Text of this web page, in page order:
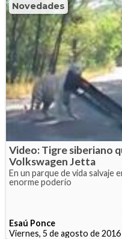
Novedades
Video: Tigre siberiano
Volkswagen Jetta
En un parque de vida salvaje
enorme poderío
Esaú Ponce
Viernes, 5 de agosto de 2016